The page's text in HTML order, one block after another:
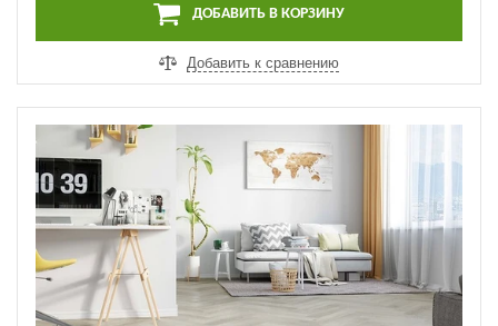
ДОБАВИТЬ В КОРЗИНУ
Добавить к сравнению